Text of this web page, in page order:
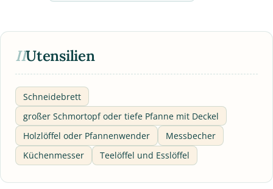
IIUtensilien
Schneidebrett
großer Schmortopf oder tiefe Pfanne mit Deckel
Holzlöffel oder Pfannenwender
Messbecher
Küchenmesser
Teelöffel und Esslöffel